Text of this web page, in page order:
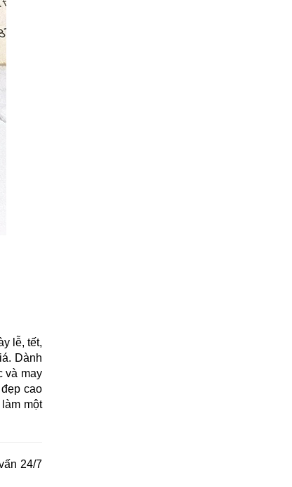
lễ, tết,
Dành
và may
cao
một
24/7